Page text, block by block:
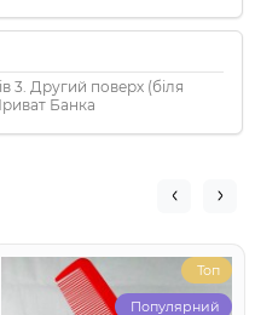
3. Другий поверх (біля
Банка
Топ
Популярний